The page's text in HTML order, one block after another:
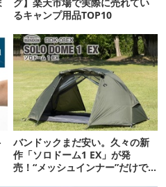
るキャンプ用品TOP10
バンドックまだ安い。久々の新
作「ソロドーム1 EX」が発
売！“メッシュインナー”だけで